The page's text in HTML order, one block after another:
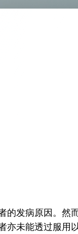
的发病原因。然
亦未能透过服用